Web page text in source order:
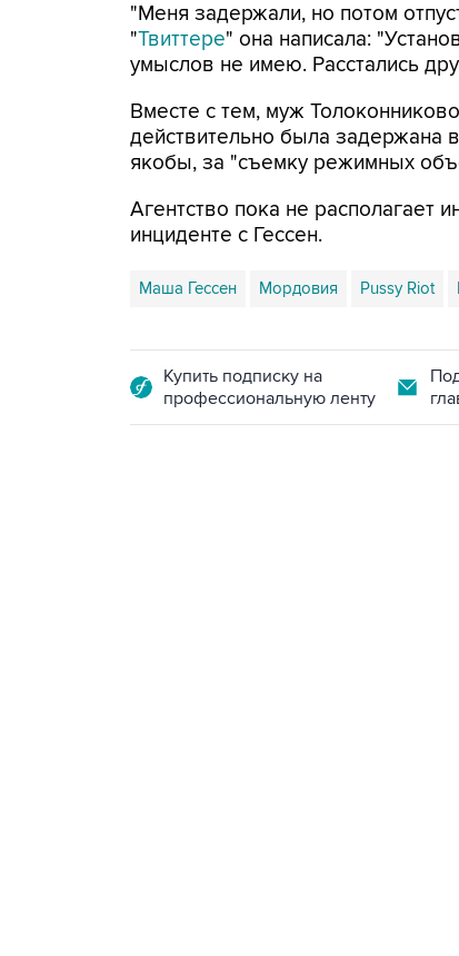
"Меня задержали, но потом
"Твиттере" она написала:
умыслов не имею. Расстались
Вместе с тем, муж
действительно была задержана
якобы, за "съемку режимных
Агентство пока не располагает
инциденте с Гессен.
Маша Гессен Мордовия Pussy Riot
Купить подписку на
профессиональную ленту